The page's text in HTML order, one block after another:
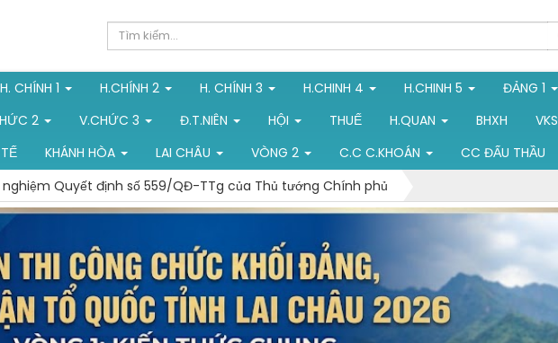
H. CHÍNH 1 H.CHÍNH 2 H. CHÍNH 3 H.CHINH 4 H.CHINH 5 ĐẢNG 1
2 V.CHỨC 3 Đ.T.NIÊN HỘI THUẾ H.QUAN BHXH VKS
KHÁNH HÒA LAI CHÂU VÒNG 2 C.C C.KHOÁN CC ĐẤU THẦU
Quyết định số 559/QĐ-TTg của Thủ tướng Chính phủ